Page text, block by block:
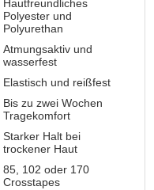
Hautfreundliches
Polyester und
Polyurethan
Atmungsaktiv und
wasserfest
Elastisch und reißfest
Bis zu zwei Wochen
Tragekomfort
Starker Halt bei
trockener Haut
85, 102 oder 170
Crosstapes